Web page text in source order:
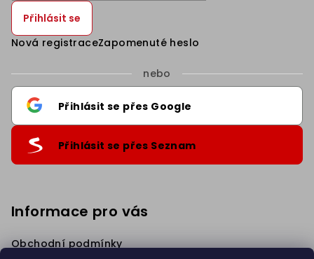
Přihlásit se
Nová registraceZapomenuté heslo
nebo
Přihlásit se přes Google
Přihlásit se přes Seznam
Informace pro vás
Obchodní podmínky